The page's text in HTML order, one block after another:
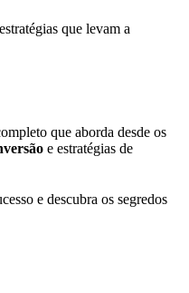
que levam a
que aborda desde os
e estratégias de
e descubra os segredos